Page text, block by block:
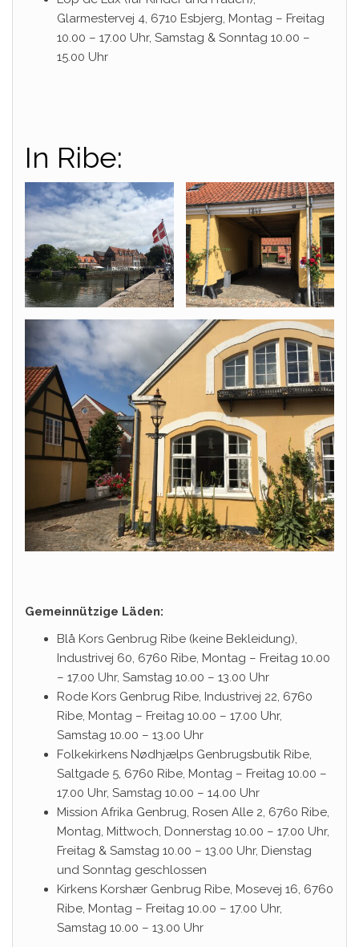
Glarmestervej 4, 6710 Esbjerg, Montag – Freitag
10.00 – 17.00 Uhr, Samstag & Sonntag 10.00 –
15.00 Uhr
In Ribe:
Gemeinnützige Läden:
Blå Kors Genbrug Ribe (keine Bekleidung),
Industrivej 60, 6760 Ribe, Montag – Freitag 10.00
– 17.00 Uhr, Samstag 10.00 – 13.00 Uhr
Rode Kors Genbrug Ribe, Industrivej 22, 6760
Ribe, Montag – Freitag 10.00 – 17.00 Uhr,
Samstag 10.00 – 13.00 Uhr
Folkekirkens Nødhjælps Genbrugsbutik Ribe,
Saltgade 5, 6760 Ribe, Montag – Freitag 10.00 –
17.00 Uhr, Samstag 10.00 – 14.00 Uhr
Mission Afrika Genbrug, Rosen Alle 2, 6760 Ribe,
Montag, Mittwoch, Donnerstag 10.00 – 17.00 Uhr,
Freitag & Samstag 10.00 – 13.00 Uhr, Dienstag
und Sonntag geschlossen
Kirkens Korshær Genbrug Ribe, Mosevej 16, 6760
Ribe, Montag – Freitag 10.00 – 17.00 Uhr,
Samstag 10.00 – 13.00 Uhr